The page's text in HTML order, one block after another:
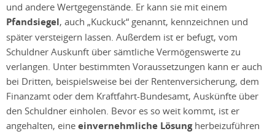
und andere Wertgegenstände. Er kann sie mit einem
Pfandsiegel, auch „Kuckuck“ genannt, kennzeichnen und
später versteigern lassen. Außerdem ist er befugt, vom
Schuldner Auskunft über sämtliche Vermögenswerte zu
verlangen. Unter bestimmten Voraussetzungen kann er auch
bei Dritten, beispielsweise bei der Rentenversicherung, dem
Finanzamt oder dem Kraftfahrt-Bundesamt, Auskünfte über
den Schuldner einholen. Bevor es so weit kommt, ist er
angehalten, eine einvernehmliche Lösungherbeizuführen